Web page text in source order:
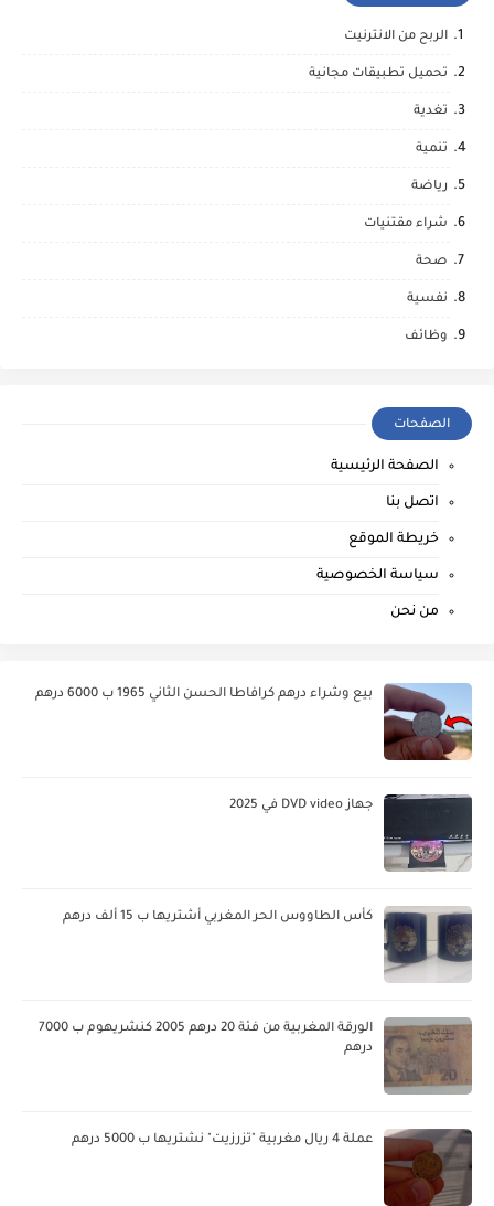
الربح من الانترنيت
تحميل تطبيقات مجانية
تغدية
تنمية
رياضة
شراء مقتنيات
صحة
نفسية
وظائف
الصفحات
الصفحة الرئيسية
اتصل بنا
خريطة الموقع
سياسة الخصوصية
من نحن
بيع وشراء درهم كرافاطا الحسن الثاني 1965 ب 6000 درهم
جهاز DVD video في 2025
كأس الطاووس الحر المغربي أشتريها ب 15 ألف درهم
الورقة المغربية من فئة 20 درهم 2005 كنشريهوم ب 7000
درهم
عملة 4 ريال مغربية "تزرزيت" نشتريها ب 5000 درهم